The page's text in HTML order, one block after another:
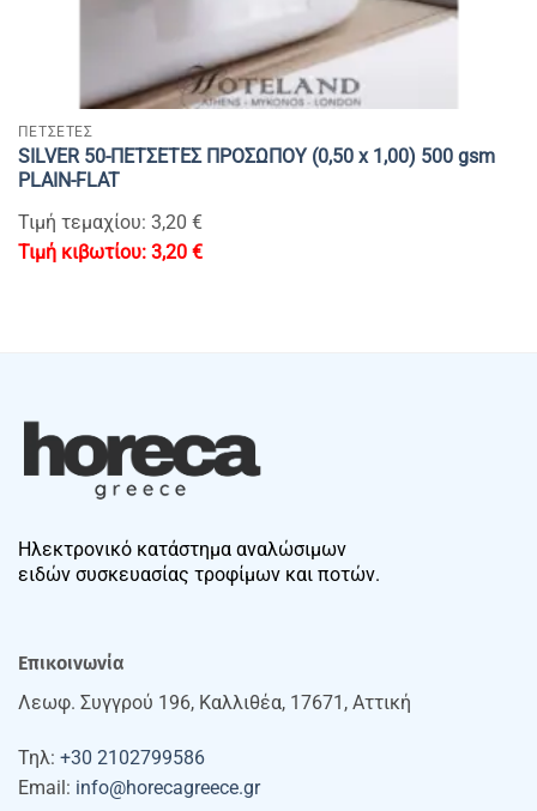
ΠΕΤΣΕΤΕΣ
SILVER 50-ΠΕΤΣΕΤΕΣ ΠΡΟΣΩΠΟΥ (0,50 x 1,00) 500 gsm
PLAIN-FLAT
Τιμή τεμαχίου: 3,20 €
3,20 €
Ηλεκτρονικό κατάστημα αναλώσιμων
ειδών συσκευασίας τροφίμων και ποτών.
Επικοινωνία
Λεωφ. Συγγρού 196, Καλλιθέα, 17671, Αττική
Τηλ: +30 2102799586
Email: info@horecagreece.gr